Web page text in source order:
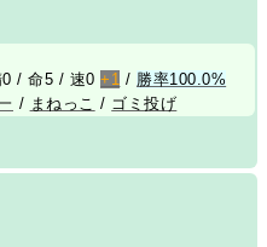
0 / 命5 / 速0+1 / 勝率100.0%
/ まねっこ / ゴミ投げ